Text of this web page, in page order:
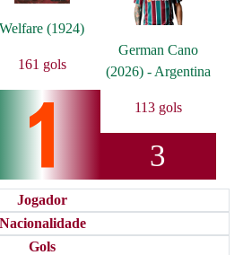
Welfare (1924)
161 gols
German Cano
(2026) - Argentina
113 gols
3
Jogador
Nacionalidade
Gols